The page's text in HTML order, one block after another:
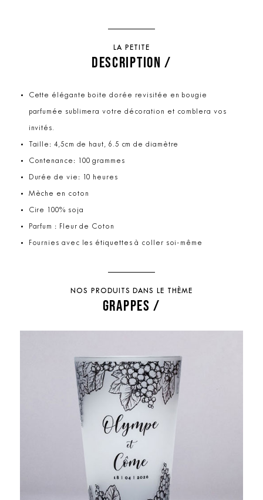
LA PETITE
DESCRIPTION /
Cette élégante boite dorée revisitée en bougie
parfumée sublimera votre décoration et comblera vos
invités.
Taille: 4,5cm de haut, 6.5 cm de diamètre
Contenance: 100 grammes
Durée de vie: 10 heures
Mèche en coton
Cire 100% soja
Parfum : Fleur de Coton
Fournies avec les étiquettes à coller soi-même
NOS PRODUITS DANS LE THÈME
GRAPPES /